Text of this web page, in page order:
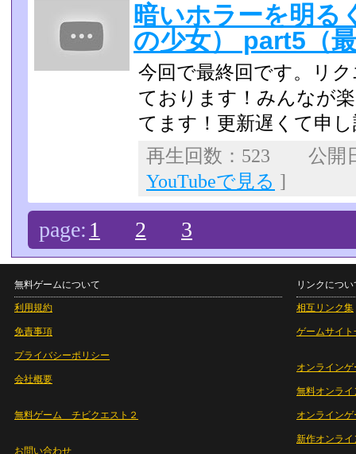
暗いホラーを明る
の少女） part5（
今回で最終回です。リ
ております！みんなが
てます！更新遅くて申
再生回数：523 公開
YouTubeで見る ]
page: 1 2 3
無料ゲームについて
利用規約
免責事項
プライバシーポリシー
会社概要
無料ゲーム チビクエスト２
お問い合わせ
リンクについ
相互リンク集
ゲームサイト
オンラインゲ
無料オンライ
オンライン
新作オンライ